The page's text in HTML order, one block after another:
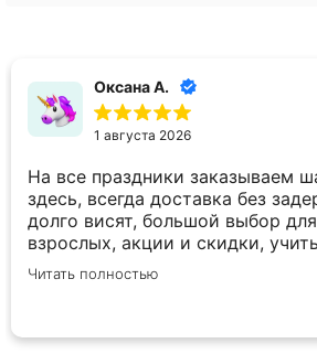
Оксана А.
1 августа 2026
На все праздники заказываем
здесь, всегда доставка без
долго висят, большой выбор
взрослых, акции и скидки,
пожелания по внесению
Спасибо вам большое!
Читать полностью